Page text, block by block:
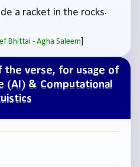
the verse, for usage of
(AI) & Computational
a racket in the rocks.
Bhittai - Agha Saleem